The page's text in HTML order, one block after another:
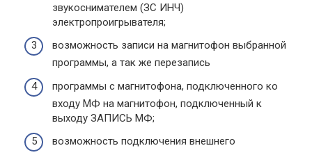
звукоснимателем (ЗС ИНЧ)
электропроигрывателя;
возможность записи на магнитофон выбранной
программы, а так же перезапись
программы с магнитофона, подключенного ко
входу МФ на магнитофон, подключенный к
выходу ЗАПИСЬ МФ;
возможность подключения внешнего